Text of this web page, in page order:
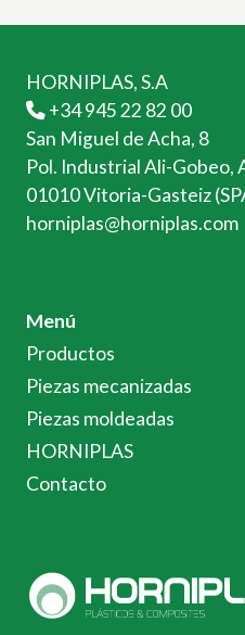
HORNIPLAS, S.A
+34 945 22 82 00
San Miguel de Acha, 8
Pol. Industrial Ali-Gobeo,
01010 Vitoria-Gasteiz
horniplas@horniplas.com
Menú
Productos
Piezas mecanizadas
Piezas moldeadas
HORNIPLAS
Contacto